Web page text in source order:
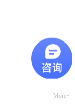
瓜和巴布达亚太旅游
More+